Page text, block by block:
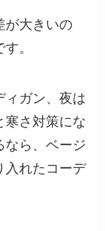
が大きいの
。
ィガン、夜は
寒さ対策にな
なら、ベージ
入れたコーデ